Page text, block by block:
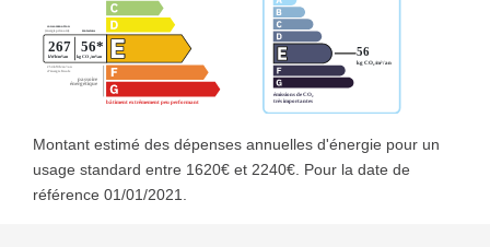
Montant estimé des dépenses annuelles d'énergie pour un
usage standard entre 1620€ et 2240€. Pour la date de
référence 01/01/2021.